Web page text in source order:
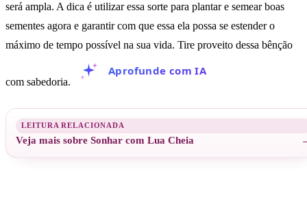
será ampla. A dica é utilizar essa sorte para plantar e semear boas
sementes agora e garantir com que essa ela possa se estender o
máximo de tempo possível na sua vida. Tire proveito dessa bênção
com sabedoria.
Aprofunde com IA
Veja mais sobre Sonhar com Lua Cheia